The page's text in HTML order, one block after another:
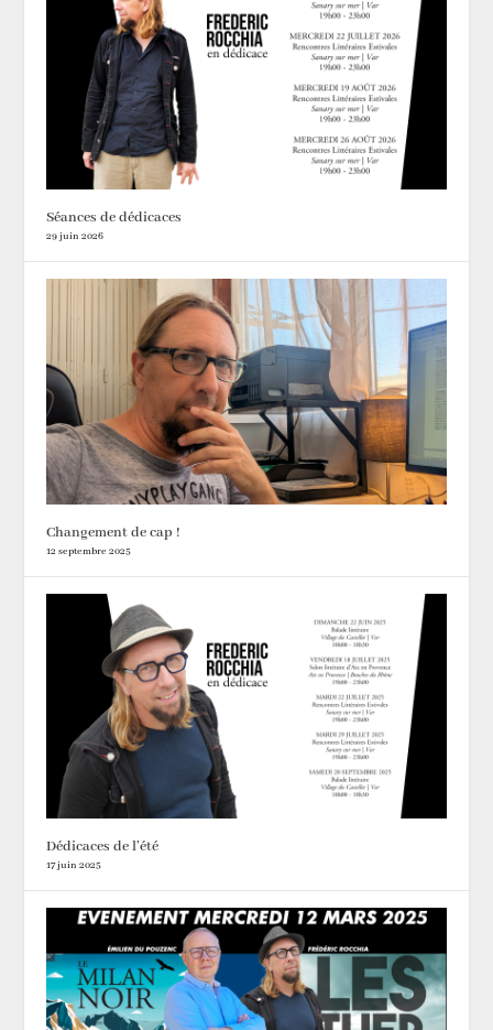
Séances de dédicaces
29 juin 2026
Changement de cap !
12 septembre 2025
Dédicaces de l’été
17 juin 2025